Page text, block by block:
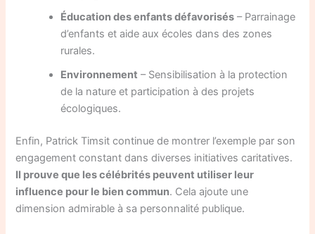
Éducation des enfants défavorisés – Parrainage
d’enfants et aide aux écoles dans des zones
rurales.
Environnement – Sensibilisation à la protection
de la nature et participation à des projets
écologiques.
Enfin, Patrick Timsit continue de montrer l’exemple par son
engagement constant dans diverses initiatives caritatives.
Il prouve que les célébrités peuvent utiliser leur
influence pour le bien commun. Cela ajoute une
dimension admirable à sa personnalité publique.